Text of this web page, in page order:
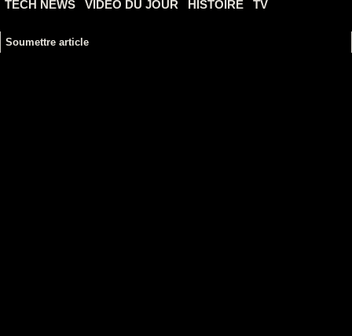
TECH NEWS
VIDEO DU JOUR HISTOIRE TV
Soumettre article